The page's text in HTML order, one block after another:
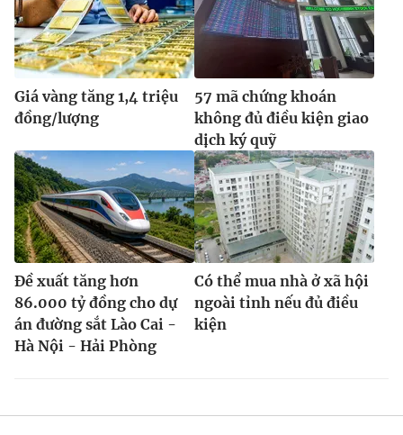
Giá vàng tăng 1,4 triệu
đồng/lượng
57 mã chứng khoán
không đủ điều kiện giao
dịch ký quỹ
Đề xuất tăng hơn
86.000 tỷ đồng cho dự
án đường sắt Lào Cai -
Hà Nội - Hải Phòng
Có thể mua nhà ở xã hội
ngoài tỉnh nếu đủ điều
kiện